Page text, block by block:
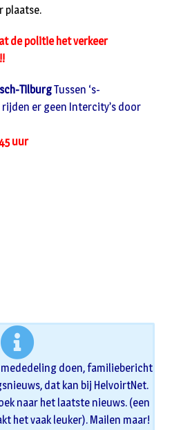
plaatse.
de politie het verkeer
TilburgTussen ‘s-
er geen Intercity’s door
uur
mededeling doen, familiebericht
dat kan bij HelvoirtNet.
naar het laatste nieuws. (een
het vaak leuker). Mailen maar!